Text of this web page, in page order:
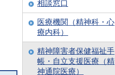
相談窓口
医療機関（精神科・心
療内科）
精神障害者保健福祉手
帳・自立支援医療（精
神通院医療）